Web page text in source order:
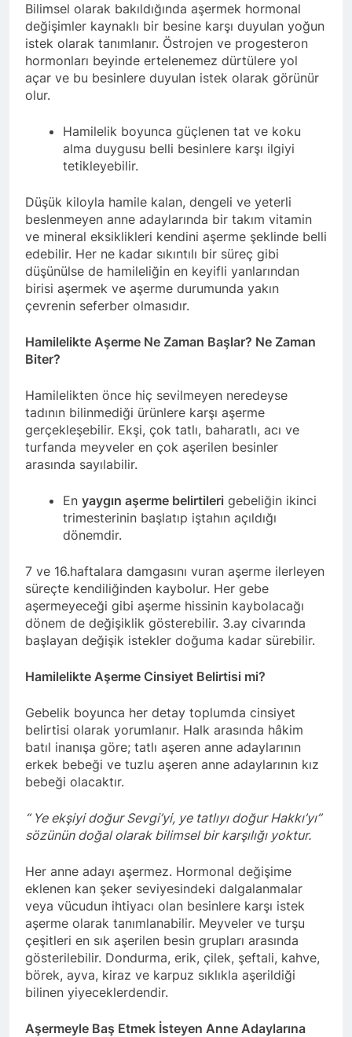
Bilimsel olarak bakıldığında aşermek hormonal
değişimler kaynaklı bir besine karşı duyulan yoğun
istek olarak tanımlanır. Östrojen ve progesteron
hormonları beyinde ertelenemez dürtülere yol
açar ve bu besinlere duyulan istek olarak görünür
olur.
Hamilelik boyunca güçlenen tat ve koku
alma duygusu belli besinlere karşı ilgiyi
tetikleyebilir.
Düşük kiloyla hamile kalan, dengeli ve yeterli
beslenmeyen anne adaylarında bir takım vitamin
ve mineral eksiklikleri kendini aşerme şeklinde belli
edebilir. Her ne kadar sıkıntılı bir süreç gibi
düşünülse de hamileliğin en keyifli yanlarından
birisi aşermek ve aşerme durumunda yakın
çevrenin seferber olmasıdır.
Hamilelikte Aşerme Ne Zaman Başlar? Ne Zaman
Biter?
Hamilelikten önce hiç sevilmeyen neredeyse
tadının bilinmediği ürünlere karşı aşerme
gerçekleşebilir. Ekşi, çok tatlı, baharatlı, acı ve
turfanda meyveler en çok aşerilen besinler
arasında sayılabilir.
En yaygın aşerme belirtileri gebeliğin ikinci
trimesterinin başlatıp iştahın açıldığı
dönemdir.
7 ve 16.haftalara damgasını vuran aşerme ilerleyen
süreçte kendiliğinden kaybolur. Her gebe
aşermeyeceği gibi aşerme hissinin kaybolacağı
dönem de değişiklik gösterebilir. 3.ay civarında
başlayan değişik istekler doğuma kadar sürebilir.
Hamilelikte Aşerme Cinsiyet Belirtisi mi?
Gebelik boyunca her detay toplumda cinsiyet
belirtisi olarak yorumlanır. Halk arasında hâkim
batıl inanışa göre; tatlı aşeren anne adaylarının
erkek bebeği ve tuzlu aşeren anne adaylarının kız
bebeği olacaktır.
“ Ye ekşiyi doğur Sevgi’yi, ye tatlıyı doğur Hakkı’yı”
sözünün doğal olarak bilimsel bir karşılığı yoktur.
Her anne adayı aşermez. Hormonal değişime
eklenen kan şeker seviyesindeki dalgalanmalar
veya vücudun ihtiyacı olan besinlere karşı istek
aşerme olarak tanımlanabilir. Meyveler ve turşu
çeşitleri en sık aşerilen besin grupları arasında
gösterilebilir. Dondurma, erik, çilek, şeftali, kahve,
börek, ayva, kiraz ve karpuz sıklıkla aşerildiği
bilinen yiyeceklerdendir.
Aşermeyle Baş Etmek İsteyen Anne Adaylarına